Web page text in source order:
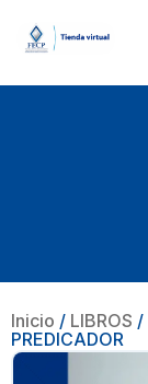
Inicio / LIBROS /
PREDICADOR